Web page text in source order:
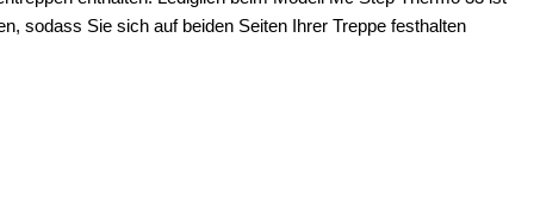
sodass Sie sich auf beiden Seiten Ihrer Treppe festhalten